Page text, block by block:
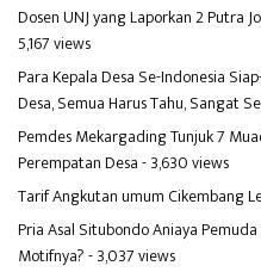
Dosen UNJ yang Laporkan 2 Putra
5,167 views
Para Kepala Desa Se-Indonesia
Desa, Semua Harus Tahu, Sangat
Pemdes Mekargading Tunjuk 7
Perempatan Desa- 3,630 views
Tarif Angkutan umum Cikembang
Pria Asal Situbondo Aniaya
Motifnya?- 3,037 views